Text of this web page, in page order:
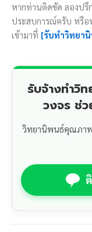
หากท่านติดขัด ลองปรึ
ประสบการณ์ครับ หรือ
เข้ามาที่ [รับทำวิทยา
รับจ้างทำวิ
วงจร ช่
วิทยานิพนธ์คุณภาพ